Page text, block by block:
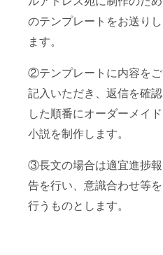
のテンプレートをお送りし
ます。
②テンプレートに内容をご
記入いただき、返信を確認
した順番にオーダーメイド
小説を制作します。
③長文の場合は適宜進捗報
告を行い、意識合わせ等を
行うものとします。